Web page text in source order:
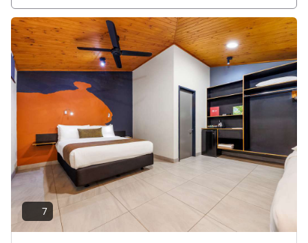
Details ansehen
7